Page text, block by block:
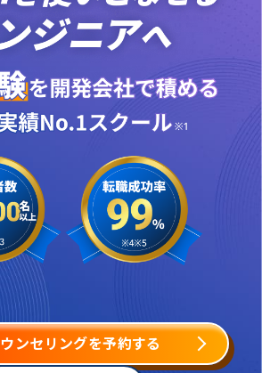
ンセリングを予約する